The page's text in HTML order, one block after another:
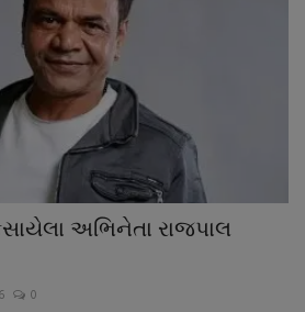
અભિનેતા રાજપાલ
0